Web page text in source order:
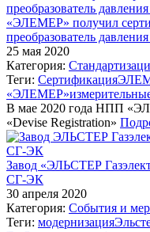
«ЭЛЕМЕР» получил
преобразователь
25 мая 2020
Категория:
Теги: Сертификация
«ЭЛЕМЕР»
В мае 2020 года НПП
«Devise Registration»
Завод «ЭЛЬСТЕР
СГ-ЭК
30 апреля 2020
Категория: События и
Теги: модернизация